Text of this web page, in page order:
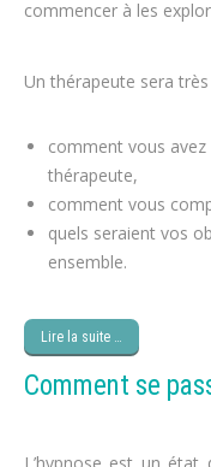
commencer à les
Un thérapeute sera
comment vous
thérapeute,
comment vous
quels seraient vos
ensemble.
Lire la suite …
Comment se
L’hypnose est un